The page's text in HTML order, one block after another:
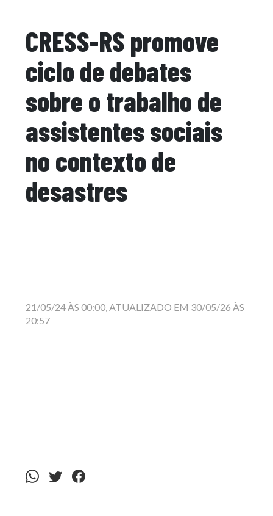
CRESS-RS promove
ciclo de debates
sobre o trabalho de
assistentes sociais
no contexto de
desastres
21/05/24 ÀS 00:00, ATUALIZADO EM 30/05/26 ÀS
20:57